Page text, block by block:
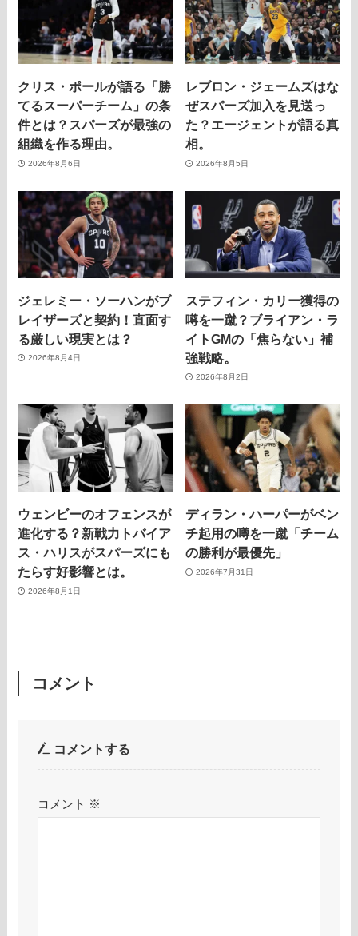
クリス・ポールが語る「勝
てるスーパーチーム」の条
件とは？スパーズが最強の
組織を作る理由。
2026年8月6日
レブロン・ジェームズはな
ぜスパーズ加入を見送っ
た？エージェントが語る真
相。
2026年8月5日
ジェレミー・ソーハンがブ
レイザーズと契約！直面す
る厳しい現実とは？
2026年8月4日
ステフィン・カリー獲得の
噂を一蹴？ブライアン・ラ
イトGMの「焦らない」補
強戦略。
2026年8月2日
ウェンビーのオフェンスが
進化する？新戦力トバイア
ス・ハリスがスパーズにも
たらす好影響とは。
2026年8月1日
ディラン・ハーパーがベン
チ起用の噂を一蹴「チーム
の勝利が最優先」
2026年7月31日
コメント
コメントする
コメント ※